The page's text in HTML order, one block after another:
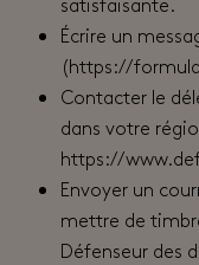
Écrire un
(https://
Contacter le
dans votre
https://
Envoyer un
mettre de
Défenseur des